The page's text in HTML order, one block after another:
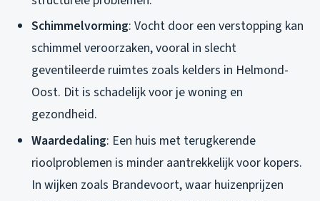
Schimmelvorming: Vocht door een verstopping kan
schimmel veroorzaken, vooral in slecht
geventileerde ruimtes zoals kelders in Helmond-
Oost. Dit is schadelijk voor je woning en
gezondheid.
Waardedaling: Een huis met terugkerende
rioolproblemen is minder aantrekkelijk voor kopers.
In wijken zoals Brandevoort, waar huizenprijzen